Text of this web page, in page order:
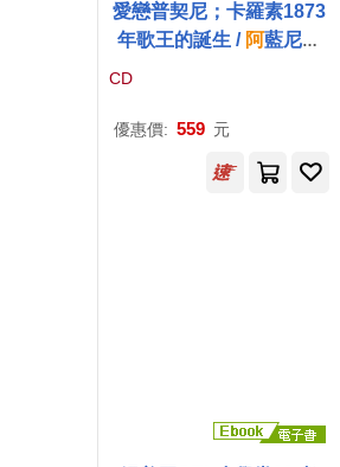
愛戀普契尼；卡羅素1873
年歌王的誕生 / 阿藍尼亞
(Puccini in Love ; Carus
CD
優惠價: 559 元